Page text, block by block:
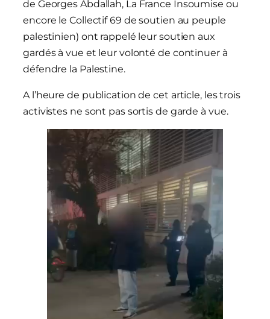
de Georges Abdallah, La France Insoumise ou
encore le Collectif 69 de soutien au peuple
palestinien) ont rappelé leur soutien aux
gardés à vue et leur volonté de continuer à
défendre la Palestine.
A l’heure de publication de cet article, les trois
activistes ne sont pas sortis de garde à vue.